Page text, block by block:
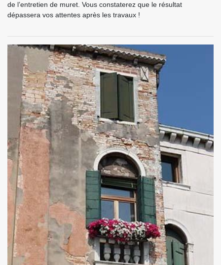
de l’entretien de muret. Vous constaterez que le résultat
dépassera vos attentes après les travaux !